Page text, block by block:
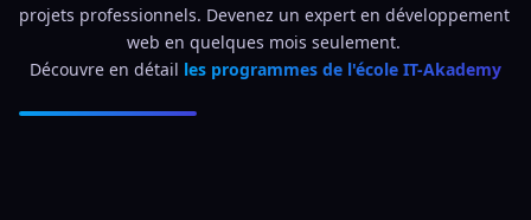
projets professionnels. Devenez un expert en développement
web en quelques mois seulement.
Découvre en détail les programmes de l'école IT-Akademy